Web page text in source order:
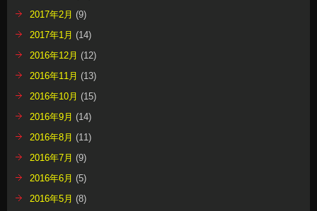
2017年2月 (9)
2017年1月 (14)
2016年12月 (12)
2016年11月 (13)
2016年10月 (15)
2016年9月 (14)
2016年8月 (11)
2016年7月 (9)
2016年6月 (5)
2016年5月 (8)